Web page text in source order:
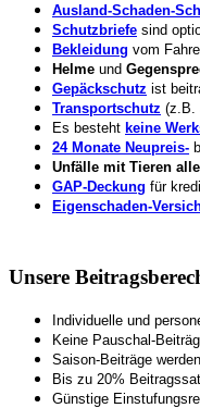
Ausland-Schaden-
Schutzbriefe sind
Bekleidung vom
Helme und
Gepäckschutz ist
Transportschutz (z.B.
Es besteht keine
24 Monate Neupreis-
Unfälle mit Tieren
GAP-Deckung für
Eigenschaden-
Unsere
Individuelle und
Keine Pauschal-
Saison-Beiträge
Bis zu 20%
Günstige